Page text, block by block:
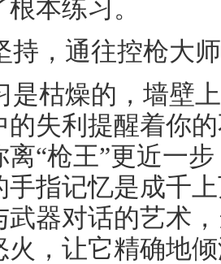
本练习。
持，通往控枪大
是枯燥的，墙壁
的失利提醒着你
离“枪王”更近一
手指记忆是成千
武器对话的艺术
火，让它精确地